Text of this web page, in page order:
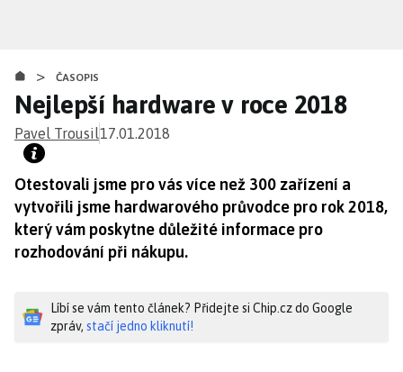
obsahu
> ČASOPIS
Nejlepší hardware v roce 2018
Pavel Trousil17.01.2018
Otestovali jsme pro vás více než 300 zařízení a
vytvořili jsme hardwarového průvodce pro rok 2018,
který vám poskytne důležité informace pro
rozhodování při nákupu.
Líbí se vám tento článek? Přidejte si Chip.cz do Google
zpráv, stačí jedno kliknutí!